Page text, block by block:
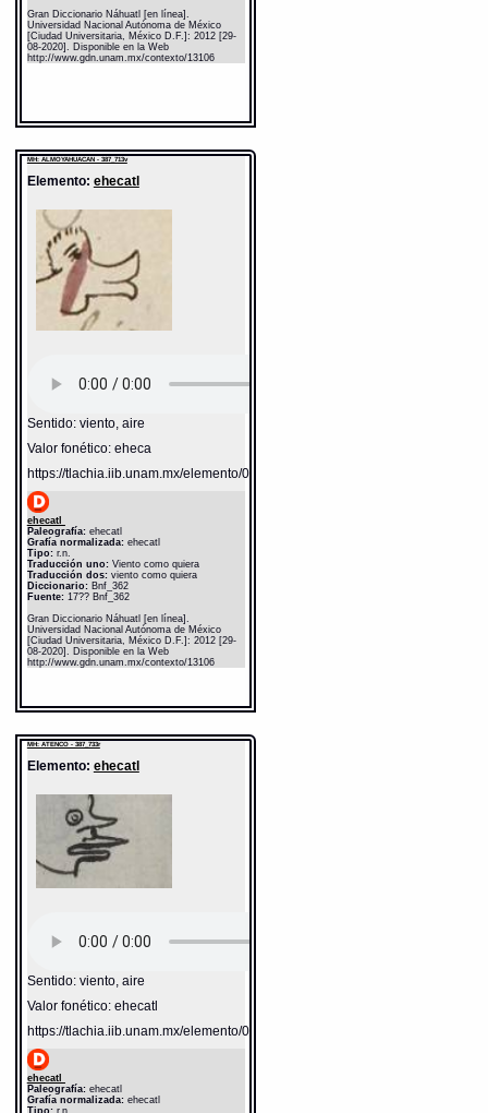
Gran Diccionario Náhuatl [en línea].
Universidad Nacional Autónoma de México
[Ciudad Universitaria, México D.F.]: 2012 [29-
08-2020]. Disponible en la Web
http://www.gdn.unam.mx/contexto/13106
MH: ALMOYAHUACAN - 387_713v
Elemento: ehecatl
Sentido: viento, aire
Valor fonético: eheca
https://tlachia.iib.unam.mx/elemento/04.02.05
ehecatl
Paleografía:ehecatl
Grafía normalizada:ehecatl
Tipo:r.n.
Traducción uno:Viento como quiera
Traducción dos:viento como quiera
Diccionario: Bnf_362
Fuente:17?? Bnf_362
Gran Diccionario Náhuatl [en línea].
Universidad Nacional Autónoma de México
[Ciudad Universitaria, México D.F.]: 2012 [29-
08-2020]. Disponible en la Web
http://www.gdn.unam.mx/contexto/13106
MH: ATENCO - 387_733r
Elemento: ehecatl
Sentido: viento, aire
Valor fonético: ehecatl
https://tlachia.iib.unam.mx/elemento/04.02.05
ehecatl
Paleografía:ehecatl
Grafía normalizada:ehecatl